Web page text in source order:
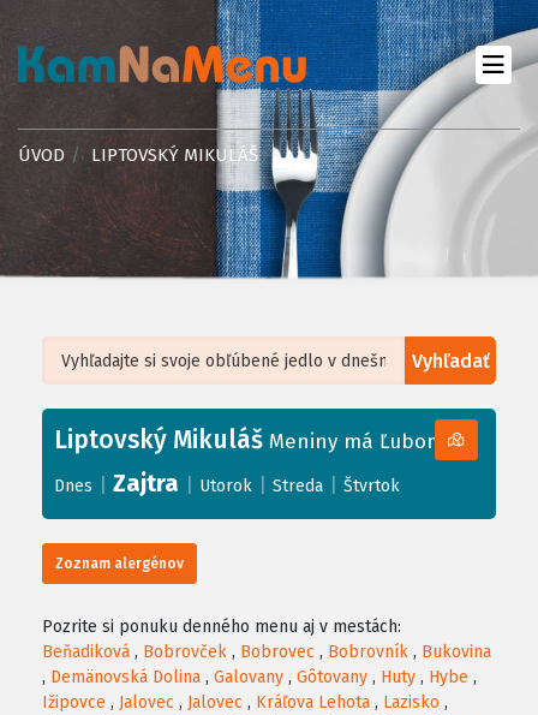
ÚVOD LIPTOVSKÝ MIKULÁŠ
Vyhľadať
+
−
Leaflet| ©OpenStreetMap, Tiles courtesy ofHumanitarian OpenStreetMap
Liptovský Mikuláš Meniny má Ľubomíra
Dnes Zajtra Utorok Streda Štvrtok
Zoznam alergénov
Pozrite si ponuku denného menu aj v mestách:
Beňadiková , Bobrovček , Bobrovec , Bobrovník , Bukovina
, Demänovská Dolina , Galovany , Gôtovany , Huty , Hybe ,
Ižipovce , Jalovec , Jalovec , Kráľova Lehota , Lazisko ,